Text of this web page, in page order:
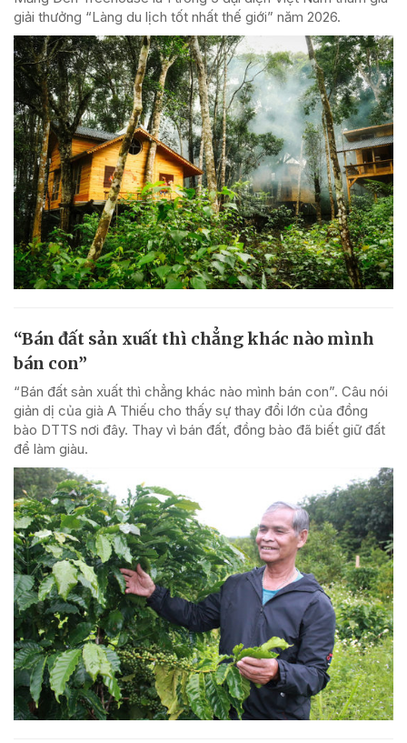
giải thưởng “Làng du lịch tốt nhất thế giới” năm 2026.
“Bán đất sản xuất thì chẳng khác nào mình
bán con”
“Bán đất sản xuất thì chẳng khác nào mình bán con”. Câu nói
giản dị của già A Thiếu cho thấy sự thay đổi lớn của đồng
bào DTTS nơi đây. Thay vì bán đất, đồng bào đã biết giữ đất
để làm giàu.